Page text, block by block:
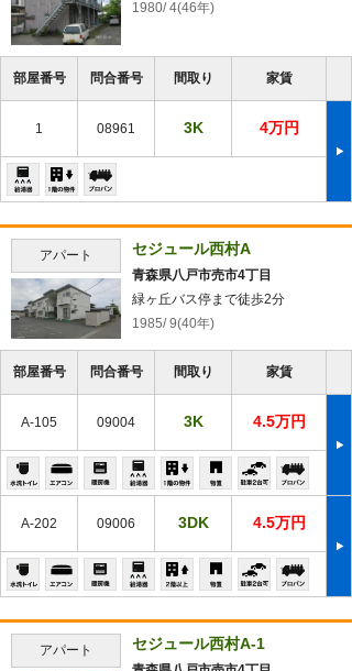
1980/ 4(46年)
部屋番号 問合番号 間取り 家賃
1 08961 3K 4万円
アパート セジュール西村A
青森県八戸市売市4丁目
緑ヶ丘バス停まで徒歩2分
1985/ 9(40年)
部屋番号 問合番号 間取り 家賃
A-105 09004 3K 4.5万円
A-202 09006 3DK 4.5万円
アパート セジュール西村A-1